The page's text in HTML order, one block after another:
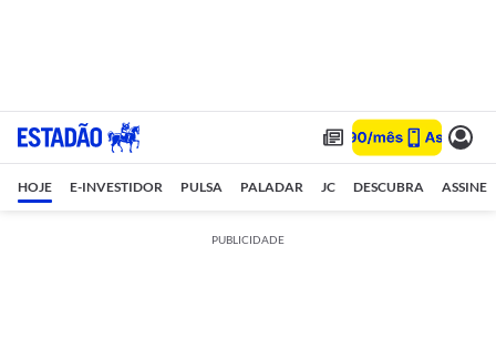
HOJE E-INVESTIDOR PULSA PALADAR JC DESCUBRA ASSINE
PUBLICIDADE